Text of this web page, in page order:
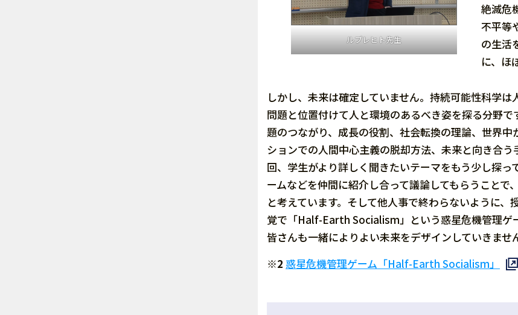
ルプレヒト先生
絶滅危
不平等
の生活
に、ほ
しかし、未来は確定していません。持続可能性科学
問題と位置付けて人と環境のあるべき姿を探る分野
題のつながり、成長の役割、社会転換の理論、世界
ションでの人間中心主義の脱却方法、未来と向き合
回、学生がより詳しく聞きたいテーマをもう少し探
ームなどを仲間に紹介し合って議論してもらうこと
と考えています。そして他人事で終わらないように
覚で「Half-Earth Socialism」という惑星危機管理ゲ
皆さんも一緒によりよい未来をデザインしていきませ
※2 惑星危機管理ゲーム「Half-Earth Socialism」